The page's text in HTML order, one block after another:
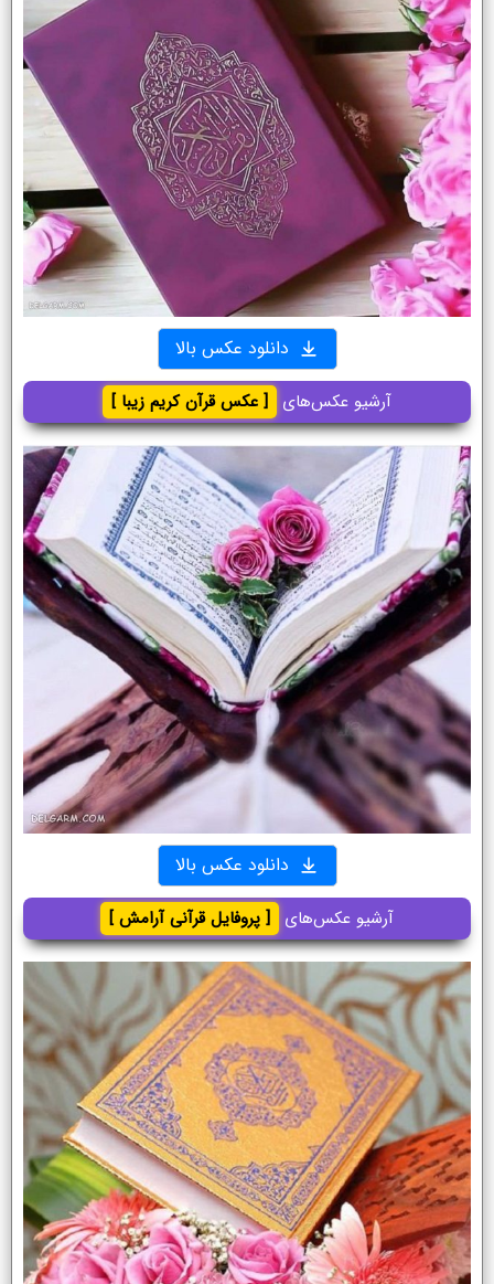
دانلود عکس بالا
آرشیو عکس‌های [ عکس قرآن کریم زیبا ]
دانلود عکس بالا
آرشیو عکس‌های [ پروفایل قرآنی آرامش ]